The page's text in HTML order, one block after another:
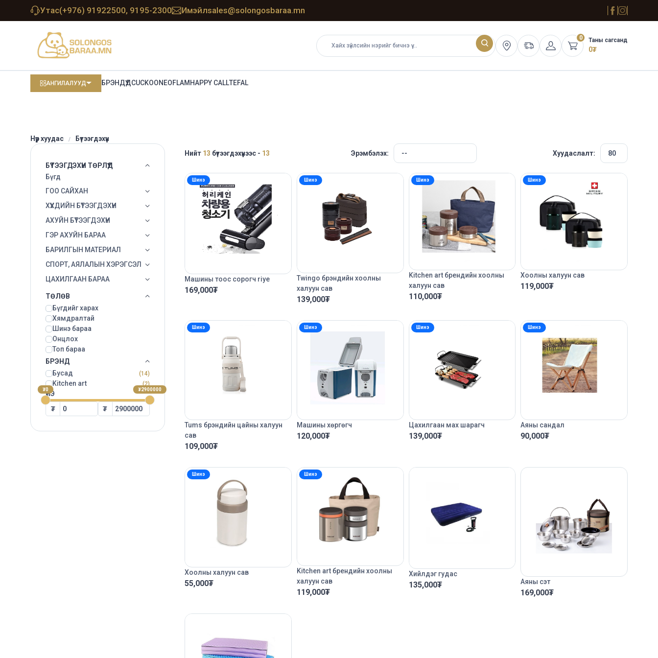
Утас(+976) 91922500, 9195-2300 Имэйлsales@solongosbaraa.mn
0 Таны сагсанд
0₮
АНГИЛАЛУУД БРЭНДҮҮДCUCKOONEOFLAM HAPPY CALLTEFAL
Нүүр хуудас Бүтээгдэхүүн
БҮТЭЭГДЭХҮҮН ТӨРЛҮҮД
Бүгд
ГОО САЙХАН
ХҮҮХДИЙН БҮТЭЭГДЭХҮҮН
АХУЙН БҮТЭЭГДЭХҮҮН
ГЭР АХУЙН БАРАА
БАРИЛГЫН МАТЕРИАЛ
СПОРТ, АЯЛАЛЫН ХЭРЭГСЭЛ
ЦАХИЛГААН БАРАА
ТӨЛӨВ
Бүгдийг харах
Хямдралтай
Шинэ бараа
Онцлох
Топ бараа
БРЭНД
Бусад
(14)
Kitchen art (2)
ҮНЭ
₮0 ₮2900000
₮ ₮
Нийт 13 бүтээгдэхүүнээс - 13 Эрэмбэлэх: Хуудаслалт:
Шинэ
Машины тоос сорогч riye
169,000₮
Шинэ
Twingo брэндийн хоолны
халуун сав
139,000₮
Шинэ
Kitchen art брендийн хоолны
халуун сав
110,000₮
Шинэ
Хоолны халуун сав
119,000₮
Шинэ
Tums брэндийн цайны халуун
сав
109,000₮
Шинэ
Машины хөргөгч
120,000₮
Шинэ
Цахилгаан мах шарагч
139,000₮
Шинэ
Аяны сандал
90,000₮
Шинэ
Хоолны халуун сав
55,000₮
Шинэ
Kitchen art брендийн хоолны
халуун сав
119,000₮
Хийлдэг гудас
135,000₮ Аяны сэт
169,000₮